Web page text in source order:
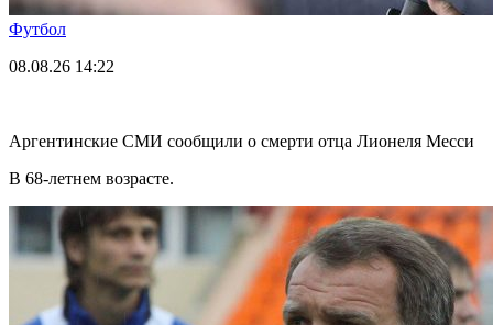
Футбол
08.08.26 14:22
Аргентинские СМИ сообщили о смерти отца Лионеля Месси
В 68-летнем возрасте.